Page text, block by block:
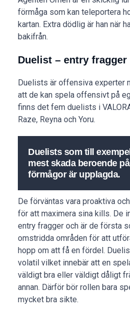
förmåga som kan teleportera
kartan. Extra dödlig är han när
bakifrån.
Duelist – entry fragger
Duelists är offensiva experter
att de kan spela offensivt på
finns det fem duelists i
Raze, Reyna och Yoru.
Duelists som till
mest skada beroende
förmågor är upplagda.
De förväntas vara proaktiva
för att maximera sina kills. De
entry fragger och är de första
omstridda områden för att
hopp om att få en fördel.
volatil vilket innebär att en
väldigt bra eller väldigt dåligt
annan. Därför bör rollen bara
mycket bra sikte.